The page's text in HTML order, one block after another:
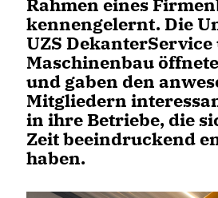
kennengelernt. Die
UZS DekanterService
Maschinenbau
und gaben den
Mitgliedern
in ihre Betriebe, die
Zeit beeindruckend
haben.